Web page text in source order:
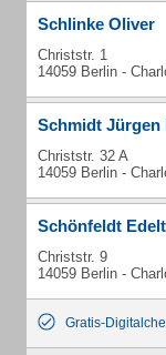
Schlinke Oliver
Christstr. 1
14059 Berlin -
Schmidt Jürgen
Christstr. 32 A
14059 Berlin -
Schönfeldt
Christstr. 9
14059 Berlin -
Gratis-